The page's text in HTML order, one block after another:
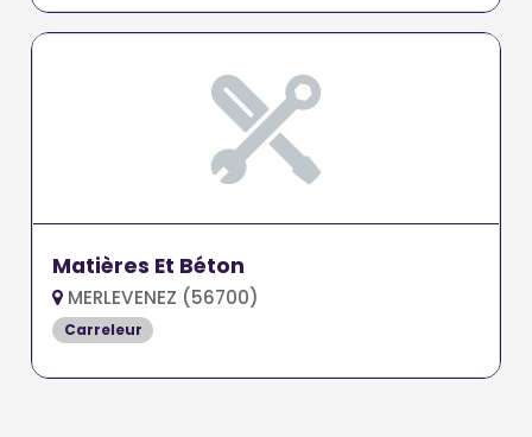
Matières Et Béton
MERLEVENEZ (56700)
Carreleur